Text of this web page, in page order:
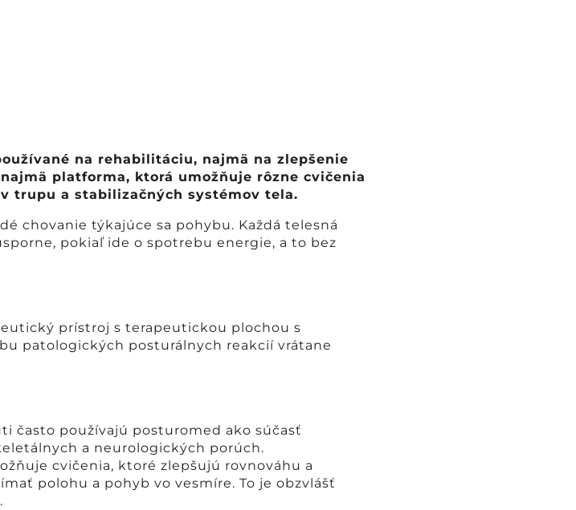
na rehabilitáciu, najmä na zlepšenie
platforma, ktorá umožňuje rôzne cvičenia
trupu a stabilizačných systémov tela.
chovanie týkajúce sa pohybu. Každá telesná
pokiaľ ide o spotrebu energie, a to bez
prístroj s terapeutickou plochou s
patologických posturálnych reakcií vrátane
často používajú posturomed ako súčasť
a neurologických porúch.
cvičenia, ktoré zlepšujú rovnováhu a
polohu a pohyb vo vesmíre. To je obzvlášť